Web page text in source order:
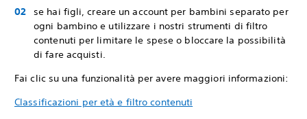
se hai figli, creare un account per bambini separato per
ogni bambino e utilizzare i nostri strumenti di filtro
contenuti per limitare le spese o bloccare la possibilità
di fare acquisti.
Fai clic su una funzionalità per avere maggiori informazioni:
Classificazioni per età e filtro contenuti